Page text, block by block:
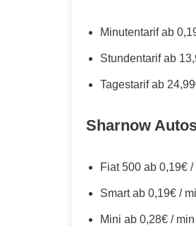
Minutentarif ab
Stundentarif ab
Tagestarif ab
Sharnow
Fiat 500 ab 0,19€ /
Smart ab 0,19€ /
Mini ab 0,28€ / min